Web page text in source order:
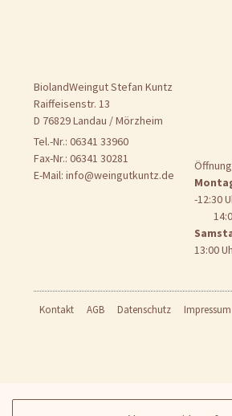
BiolandWeingut Stefan Kuntz
Raiffeisenstr. 13
D 76829 Landau / Mörzheim
Tel.-Nr.: 06341 33960
Fax-Nr.: 06341 30281
E-Mail:info@weingutkuntz.de
-
13:00
Kontakt AGB Datenschutz Impressum